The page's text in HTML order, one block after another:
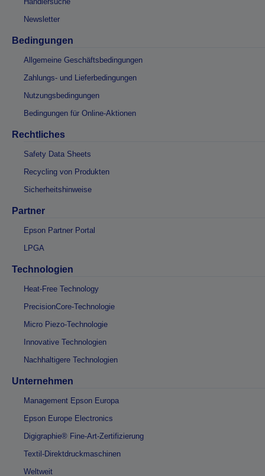
Newsletter
Bedingungen
Allgemeine Geschäftsbedingungen
Zahlungs- und Lieferbedingungen
Nutzungsbedingungen
Bedingungen für Online-Aktionen
Rechtliches
Safety Data Sheets
Recycling von Produkten
Sicherheitshinweise
Partner
Epson Partner Portal
LPGA
Technologien
Heat-Free Technology
PrecisionCore-Technologie
Micro Piezo-Technologie
Innovative Technologien
Nachhaltigere Technologien
Unternehmen
Management Epson Europa
Epson Europe Electronics
Digigraphie® Fine-Art-Zertifizierung
Textil-Direktdruckmaschinen
Weltweit